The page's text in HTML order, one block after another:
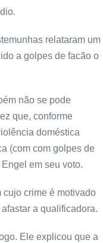
relataram um
a golpes de facão o
não se pode
que, conforme
doméstica
(com com golpes de
em seu voto.
crime é motivado
a qualificadora.
Ele explicou que a